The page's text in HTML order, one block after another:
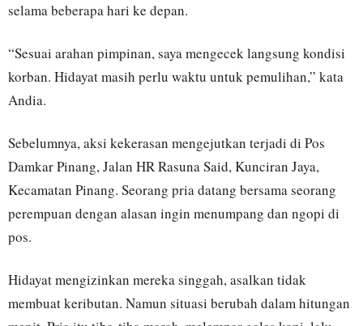
selama beberapa hari ke depan.
“Sesuai arahan pimpinan, saya mengecek langsung kondisi
korban. Hidayat masih perlu waktu untuk pemulihan,” kata
Andia.
Sebelumnya, aksi kekerasan mengejutkan terjadi di Pos
Damkar Pinang, Jalan HR Rasuna Said, Kunciran Jaya,
Kecamatan Pinang. Seorang pria datang bersama seorang
perempuan dengan alasan ingin menumpang dan ngopi di
pos.
Hidayat mengizinkan mereka singgah, asalkan tidak
membuat keributan. Namun situasi berubah dalam hitungan